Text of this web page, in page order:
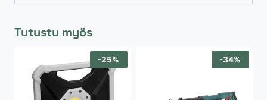
Tutustu myös
-25% -34%